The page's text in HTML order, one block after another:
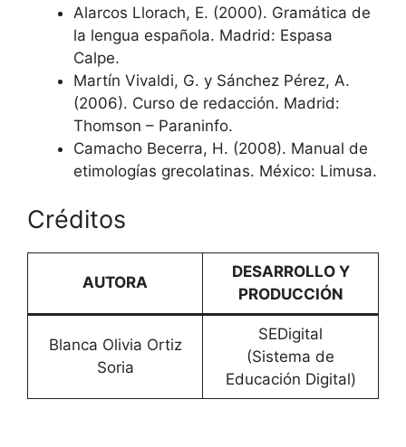
Alarcos Llorach, E. (2000). Gramática de
la lengua española. Madrid: Espasa
Calpe.
Martín Vivaldi, G. y Sánchez Pérez, A.
(2006). Curso de redacción. Madrid:
Thomson – Paraninfo.
Camacho Becerra, H. (2008). Manual de
etimologías grecolatinas. México: Limusa.
Créditos
AUTORA
DESARROLLO Y
PRODUCCIÓN
Blanca Olivia Ortiz
Soria
SEDigital
(Sistema de
Educación Digital)